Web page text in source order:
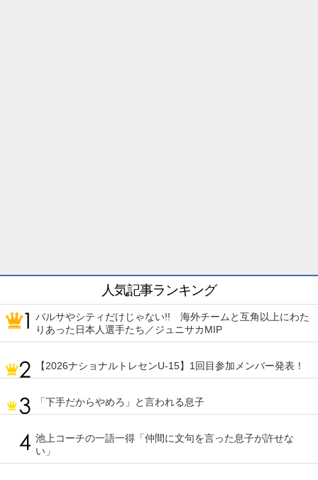
人気記事ランキング
バルサやシティだけじゃない!! 海外チームと互角以上にわた
りあった日本人選手たち／ジュニサカMIP
【2026ナショナルトレセンU-15】1回目参加メンバー発表！
「下手だからやめろ」と言われる息子
池上コーチの一語一得「仲間に文句を言った息子が許せな
い」